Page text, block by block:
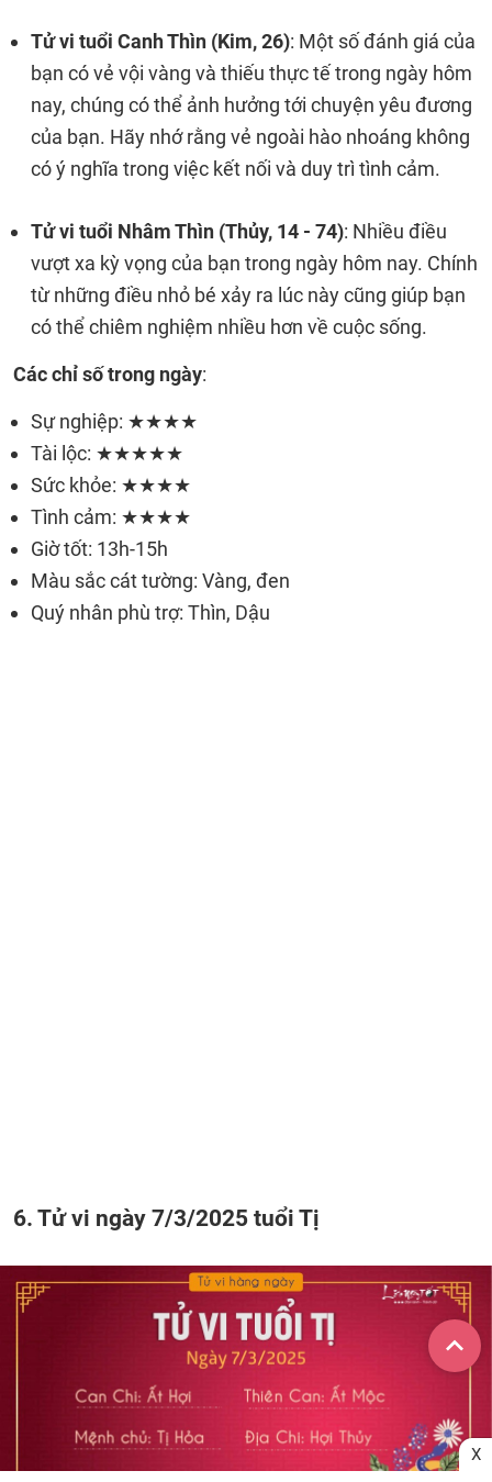
Tử vi tuổi Canh Thìn (Kim, 26): Một số đánh giá của
bạn có vẻ vội vàng và thiếu thực tế trong ngày hôm
nay, chúng có thể ảnh hưởng tới chuyện yêu đương
của bạn. Hãy nhớ rằng vẻ ngoài hào nhoáng không
có ý nghĩa trong việc kết nối và duy trì tình cảm.
Tử vi tuổi Nhâm Thìn (Thủy, 14 - 74): Nhiều điều
vượt xa kỳ vọng của bạn trong ngày hôm nay. Chính
từ những điều nhỏ bé xảy ra lúc này cũng giúp bạn
có thể chiêm nghiệm nhiều hơn về cuộc sống.
Các chỉ số trong ngày:
Sự nghiệp: ★★★★
Tài lộc: ★★★★★
Sức khỏe: ★★★★
Tình cảm: ★★★★
Giờ tốt: 13h-15h
Màu sắc cát tường: Vàng, đen
Quý nhân phù trợ: Thìn, Dậu
6. Tử vi ngày 7/3/2025 tuổi Tị
X